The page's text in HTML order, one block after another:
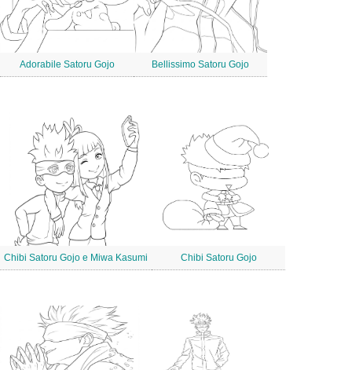
Adorabile Satoru Gojo Bellissimo Satoru Gojo
Chibi Satoru Gojo e Miwa Kasumi Chibi Satoru Gojo